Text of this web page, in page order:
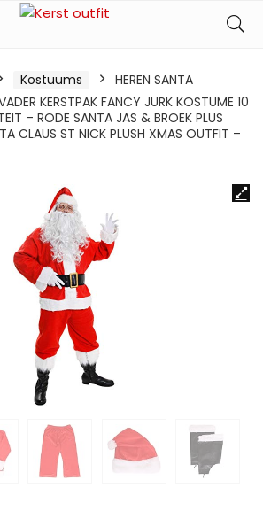
Kostuums
HEREN SANTA
KERSTPAK FANCY JURK KOSTUME 10
– RODE SANTA JAS & BROEK PLUS
CLAUS ST NICK PLUSH XMAS OUTFIT –